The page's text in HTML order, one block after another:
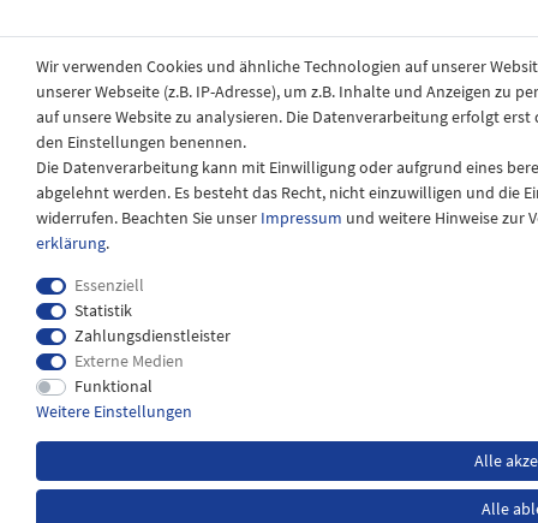
Wir verwenden Cookies und ähnliche Technologien auf unserer
unserer Webseite (z.B. IP-Adresse), um z.B. Inhalte und Anzeigen
auf unsere Website zu analysieren. Die Datenverarbeitung erfolgt
den Einstellungen benennen.
Die Datenverarbeitung kann mit Einwilligung oder aufgrund eines
abgelehnt werden. Es besteht das Recht, nicht einzuwilligen und die
widerrufen. Beachten Sie unser Impressum und weitere Hinweise zur
erklärung.
Essenziell
Statistik
Zahlungsdienstleister
Externe Medien
Funktional
Weitere Einstellungen
Alle
Alle